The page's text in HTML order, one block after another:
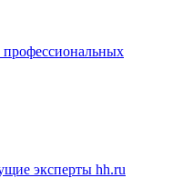
эксперты hh.ru